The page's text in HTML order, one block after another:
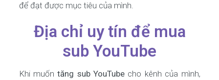
để đạt được mục tiêu của mình.
Địa chỉ uy tín để mua
sub YouTube
Khi muốntăng sub YouTube cho kênh của mình,